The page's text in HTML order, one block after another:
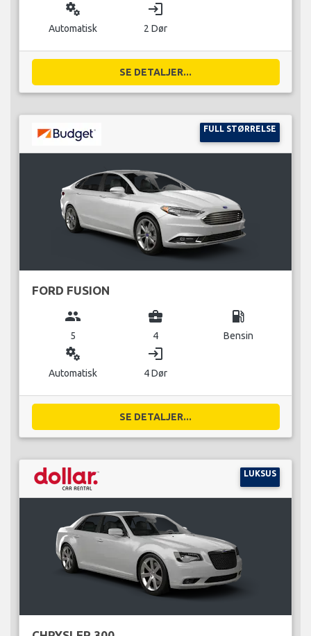
miscellaneous_services
Automatisk
login
2 Dør
SE DETALJER...
FULL STØRRELSE
FORD FUSION
group
5
business_center
4
local_gas_station
Bensin
miscellaneous_services
Automatisk
login
4 Dør
SE DETALJER...
LUKSUS